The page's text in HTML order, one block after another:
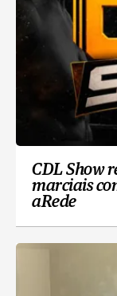
CDL Show
marciais
aRede